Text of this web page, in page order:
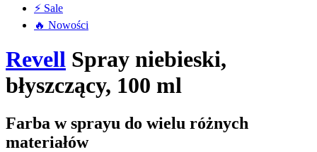
⚡ Sale
🔥 Nowości
Revell Spray niebieski,
błyszczący, 100 ml
Farba w sprayu do wielu różnych
materiałów